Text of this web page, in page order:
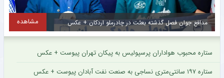
مهره کلیدی استون ویلا به پاری سن ژرمن پیوست + عکس مشاهده
ستاره محبوب هواداران پرسپولیس به پیکان تهران پیوست + عکس
ستاره ۱۹۷ سانتی‌متری نساجی به صنعت نفت آبادان پیوست + عکس